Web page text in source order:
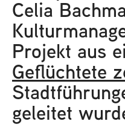
Celia
Projekt aus
Geflüchtete
geleitet